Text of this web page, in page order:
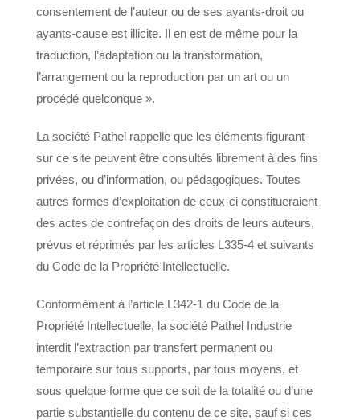
consentement de l’auteur ou de ses ayants-droit ou
ayants-cause est illicite. Il en est de même pour la
traduction, l’adaptation ou la transformation,
l’arrangement ou la reproduction par un art ou un
procédé quelconque ».
La société Pathel rappelle que les éléments figurant
sur ce site peuvent être consultés librement à des fins
privées, ou d’information, ou pédagogiques. Toutes
autres formes d’exploitation de ceux-ci constitueraient
des actes de contrefaçon des droits de leurs auteurs,
prévus et réprimés par les articles L335-4 et suivants
du Code de la Propriété Intellectuelle.
Conformément à l’article L342-1 du Code de la
Propriété Intellectuelle, la société Pathel Industrie
interdit l’extraction par transfert permanent ou
temporaire sur tous supports, par tous moyens, et
sous quelque forme que ce soit de la totalité ou d’une
partie substantielle du contenu de ce site, sauf si ces